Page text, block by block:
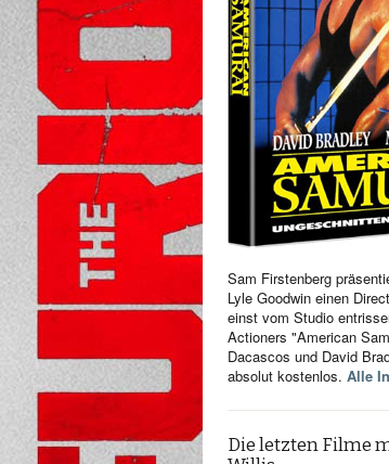
Sam Firstenberg
Lyle Goodwin einen
einst vom Studio
Actioners "American
Dacascos und David
absolut kostenlos. Alle
Die letzten Filme